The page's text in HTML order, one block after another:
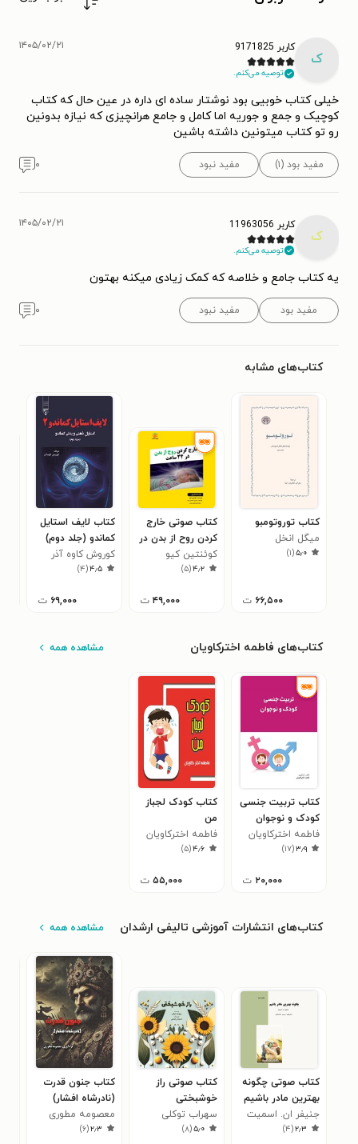
ک
کاربر 9171825
توصیه می‌کنم.
۱۴۰۵/۰۲/۲۱
خیلی کتاب خوبیی بود نوشتار ساده ای داره در عین حال که کتاب
کوچیک و جمع و جوریه اما کامل و جامع هرانچیزی که نیازه بدونین
رو تو کتاب میتونین داشته باشین
مفید بود (۱) مفید نبود ۰
ک
کاربر 11963056
توصیه می‌کنم.
۱۴۰۵/۰۲/۲۱
یه کتاب جامع و خلاصه که کمک زیادی میکنه بهتون
مفید بود مفید نبود ۰
کتاب‌های مشابه
کتاب توروتومبو
میگل انخل
استوریاس
۵٫۰(۱)
۶۶,۵۰۰ ت
کتاب صوتی خارج
کردن روح از بدن در
۲۴ ساعت (خلاصه
کتاب)
کوئنتین کیو
۴٫۲(۵)
۴۹,۰۰۰ ت
کتاب لایف استایل
کماندو (جلد دوم)
کوروش کاوه آذر
۴٫۵(۴)
۶۹,۰۰۰ ت
کتاب‌های فاطمه اخترکاویان مشاهده همه
کتاب تربیت جنسی
کودک و نوجوان
فاطمه اخترکاویان
۳٫۹(۱۷)
۲۰,۰۰۰ ت
کتاب کودک لجباز
من
فاطمه اخترکاویان
۴٫۶(۵)
۵۵,۰۰۰ ت
کتاب‌های انتشارات آموزشی تالیفی ارشدان مشاهده همه
کتاب صوتی چگونه
بهترین مادر باشیم
جنیفر ان. اسمیت
۲٫۳(۴)
کتاب صوتی راز
خوشبختی
سهراب توکلی
۵٫۰(۸)
کتاب جنون قدرت
(نادرشاه افشار)
معصومه مطوری
۲٫۳(۶)